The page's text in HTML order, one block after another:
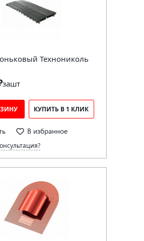
Технониколь
зашт
КУПИТЬ В 1 КЛИК
В избранное